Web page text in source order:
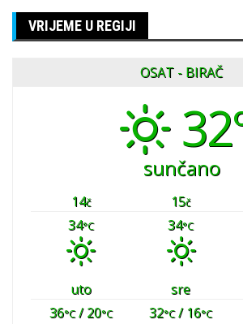
VRIJEME U REGIJI
OSAT - BIRAČ
sunčano
14č 15č
34°C 34°C
uto sre
36°C/ 20°C 32°C/ 16°C